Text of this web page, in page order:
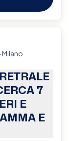
7
E
E